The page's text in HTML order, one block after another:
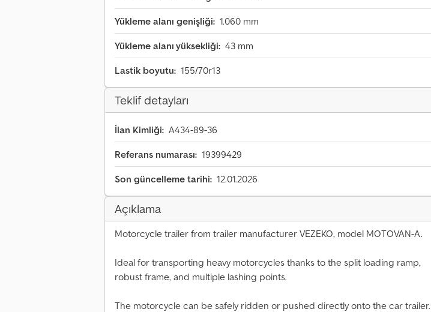
Yükleme alanı genişliği: 1.060 mm
Yükleme alanı yüksekliği: 43 mm
Lastik boyutu: 155/70r13
Teklif detayları
İlan Kimliği: A434-89-36
Referans numarası: 19399429
Son güncelleme tarihi: 12.01.2026
Açıklama
Motorcycle trailer from trailer manufacturer VEZEKO, model MOTOVAN-A.
Ideal for transporting heavy motorcycles thanks to the split loading ramp,
robust frame, and multiple lashing points.
The motorcycle can be safely ridden or pushed directly onto the car trailer.